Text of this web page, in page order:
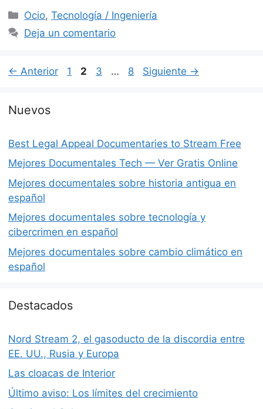
Categorías
Ocio,Tecnología / Ingeniería
Deja un comentario
← Anterior Página
1 Página
2 Página
3 … Página
8 Siguiente →
Nuevos
Best Legal Appeal Documentaries to Stream Free
Mejores Documentales Tech — Ver Gratis Online
Mejores documentales sobre historia antigua en
español
Mejores documentales sobre tecnología y
cibercrimen en español
Mejores documentales sobre cambio climático en
español
Destacados
Nord Stream 2, el gasoducto de la discordia entre
EE. UU., Rusia y Europa
Las cloacas de Interior
Último aviso: Los límites del crecimiento